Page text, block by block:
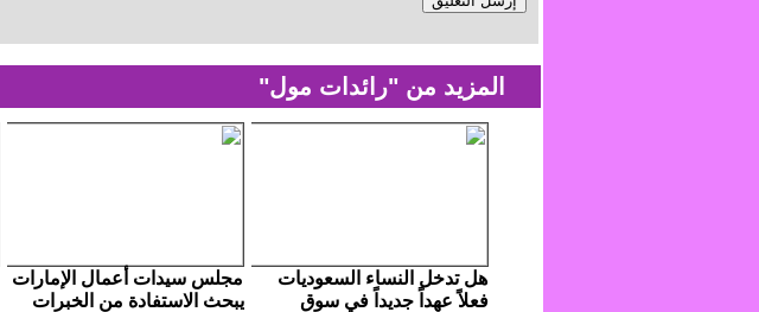
المزيد من "رائدات مول"
هل تدخل النساء السعوديات
فعلاً عهداً جديداً في سوق
مجلس سيدات أعمال الإمارات
يبحث الاستفادة من الخبرات